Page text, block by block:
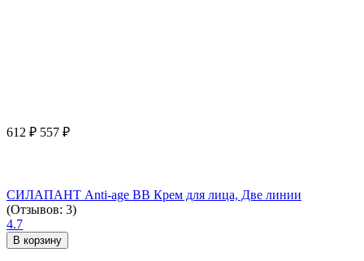
612 ₽ 557 ₽
СИЛАПАНТ Anti-age ВВ Крем для лица, Две линии
(Отзывов: 3)
4.7
В корзину